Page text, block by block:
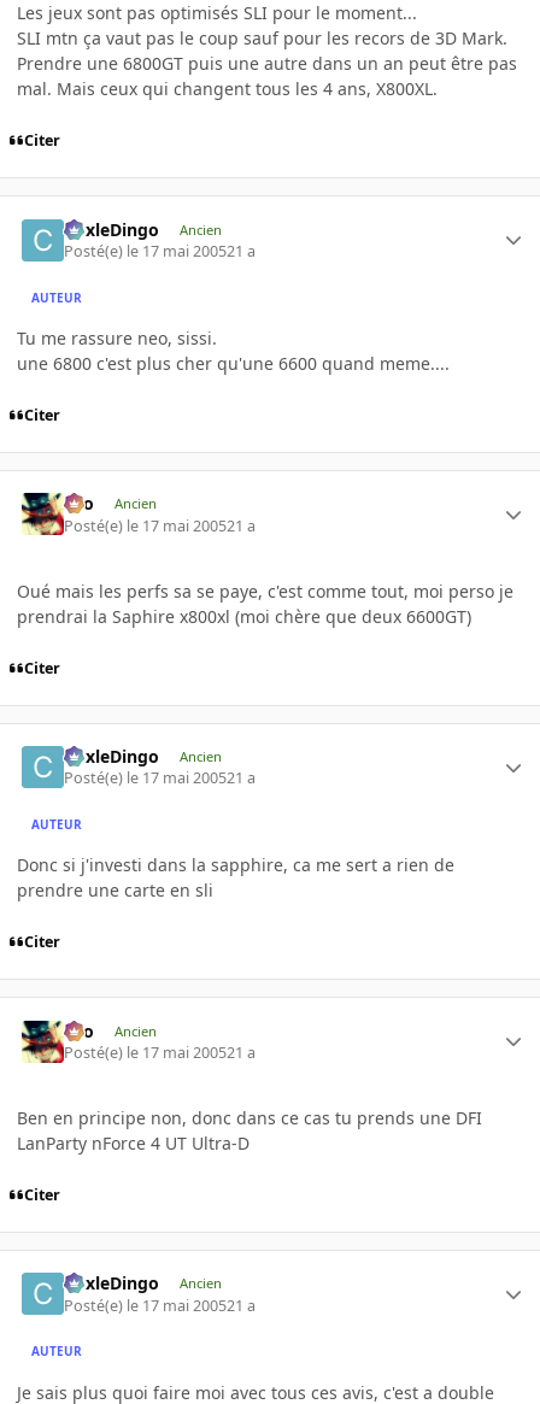
Les jeux sont pas optimisés SLI pour le moment...
SLI mtn ça vaut pas le coup sauf pour les recors de 3D Mark.
Prendre une 6800GT puis une autre dans un an peut être pas
mal. Mais ceux qui changent tous les 4 ans, X800XL.
Citer
CoxleDingo Ancien
Posté(e) le 17 mai 200521 a
AUTEUR
Tu me rassure neo, sissi.
une 6800 c'est plus cher qu'une 6600 quand meme....
Citer
eYo Ancien
Posté(e) le 17 mai 200521 a
Oué mais les perfs sa se paye, c'est comme tout, moi perso je
prendrai la Saphire x800xl (moi chère que deux 6600GT)
Citer
CoxleDingo Ancien
Posté(e) le 17 mai 200521 a
AUTEUR
Donc si j'investi dans la sapphire, ca me sert a rien de
prendre une carte en sli
Citer
eYo Ancien
Posté(e) le 17 mai 200521 a
Ben en principe non, donc dans ce cas tu prends une DFI
LanParty nForce 4 UT Ultra-D
Citer
CoxleDingo Ancien
Posté(e) le 17 mai 200521 a
AUTEUR
Je sais plus quoi faire moi avec tous ces avis, c'est a double